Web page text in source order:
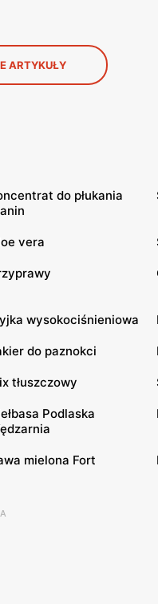
ARTYKUŁY
do płukania
vera
wysokociśnieniowa
do paznokci
tłuszczowy
Podlaska
mielona Fort